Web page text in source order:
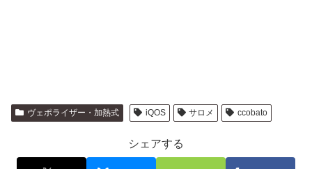
ヴェポライザー・加熱式 iQOS サロメ ccobato
シェアする